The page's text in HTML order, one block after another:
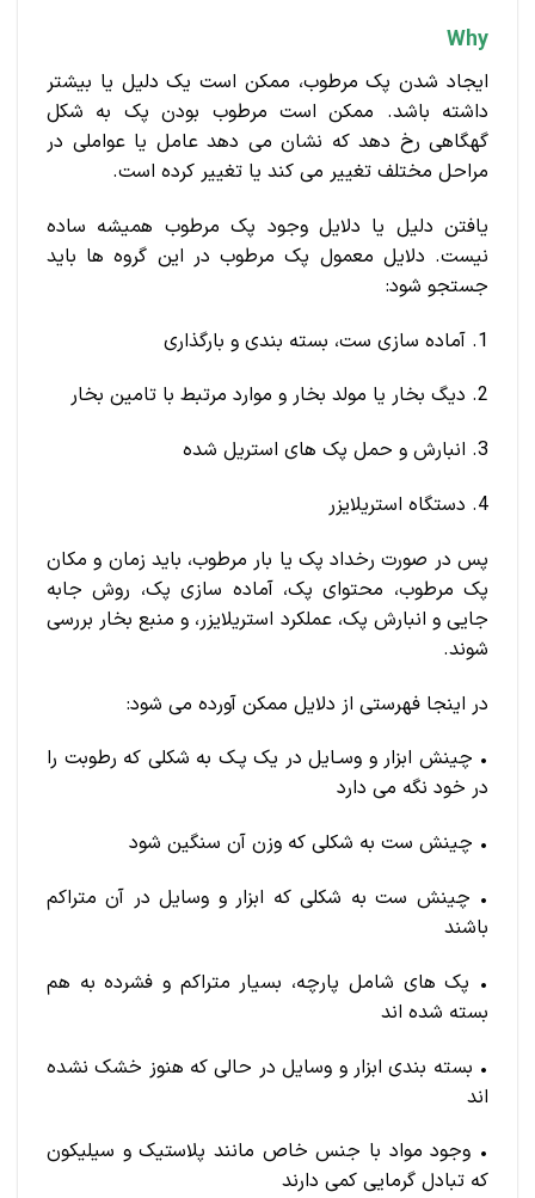
Why
ایجاد شدن پک مرطوب، ممکن است یک دلیل یا بیشتر
داشته باشد. ممکن است مرطوب بودن پک به شکل
گهگاهی رخ دهد که نشان می دهد عامل یا عواملی در
مراحل مختلف تغییر می کند یا تغییر کرده است.
یافتن دلیل یا دلایل وجود پک مرطوب همیشه ساده
نیست. دلایل معمول پک مرطوب در این گروه ها باید
جستجو شود:
1. آماده سازی ست، بسته بندی و بارگذاری
2. دیگ بخار یا مولد بخار و موارد مرتبط با تامین بخار
3. انبارش و حمل پک های استریل شده
4. دستگاه استریلایزر
پس در صورت رخداد پک یا بار مرطوب، باید زمان و مکان
پک مرطوب، محتوای پک، آماده سازی پک، روش جابه
جایی و انبارش پک، عملکرد استریلایزر، و منبع بخار بررسی
شوند.
در اینجا فهرستی از دلایل ممکن آورده می شود:
• چینش ابزار و وسـایل در یک پـک به شکلی که رطوبت را
در خود نگه می دارد
• چینش ست به شکلی که وزن آن سنگین شود
• چینش ست به شکلی که ابزار و وسایل در آن متراکم
باشند
• پک های شامل پارچه، بسیار متراکم و فشرده به هم
بسته شده اند
• بسته بندی ابزار و وسایل در حالی که هنوز خشک نشده
اند
• وجود مواد با جنس خاص مانند پلاستیک و سیلیکون
که تبادل گرمایی کمی دارند